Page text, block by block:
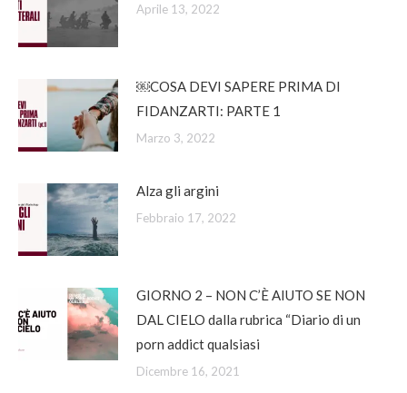
Aprile 13, 2022
￼COSA DEVI SAPERE PRIMA DI
FIDANZARTI: PARTE 1
Marzo 3, 2022
Alza gli argini
Febbraio 17, 2022
GIORNO 2 – NON C’È AIUTO SE NON
DAL CIELO dalla rubrica “Diario di un
porn addict qualsiasi
Dicembre 16, 2021